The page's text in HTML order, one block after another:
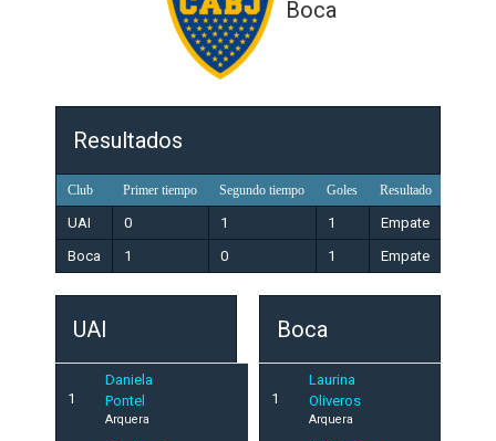
Boca
Resultados
Club Primer tiempo Segundo tiempo Goles Resultado
UAI 0 1 1
Empate
Boca
1 0 1 Empate
UAI
1
Daniela
Pontel
Arquera
Boca
1
Laurina
Oliveros
Arquera